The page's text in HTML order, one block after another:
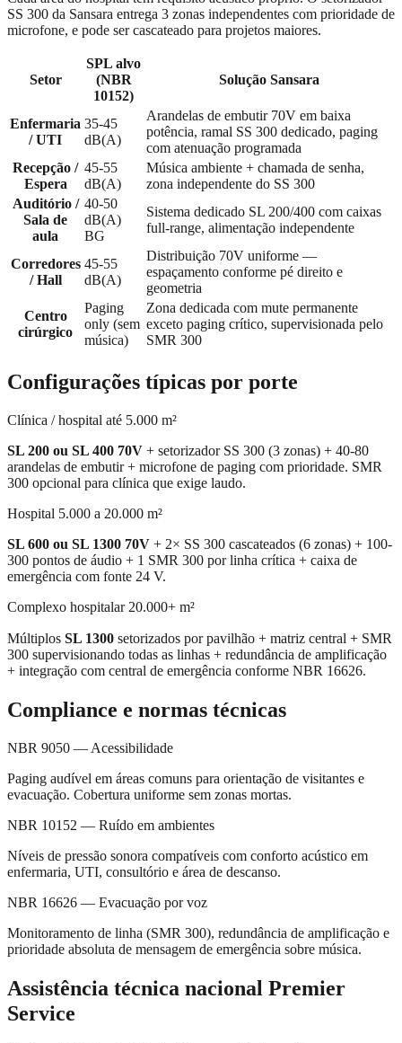
SS 300 da Sansara entrega 3 zonas independentes com prioridade de
microfone, e pode ser cascateado para projetos maiores.
Setor
SPL alvo
(NBR
10152)
Solução Sansara
Enfermaria
/ UTI
35-45
dB(A)
Arandelas de embutir 70V em baixa
potência, ramal SS 300 dedicado, paging
com atenuação programada
Recepção /
Espera
45-55
dB(A)
Música ambiente + chamada de senha,
zona independente do SS 300
Auditório /
Sala de
aula
40-50
dB(A)
BG
Sistema dedicado SL 200/400 com caixas
full-range, alimentação independente
Corredores
/ Hall
45-55
dB(A)
Distribuição 70V uniforme —
espaçamento conforme pé direito e
geometria
Centro
cirúrgico
Paging
only (sem
música)
Zona dedicada com mute permanente
exceto paging crítico, supervisionada pelo
SMR 300
Configurações típicas por porte
Clínica / hospital até 5.000 m²
SL 200 ou SL 400 70V + setorizador SS 300 (3 zonas) + 40-80
arandelas de embutir + microfone de paging com prioridade. SMR
300 opcional para clínica que exige laudo.
Hospital 5.000 a 20.000 m²
SL 600 ou SL 1300 70V + 2× SS 300 cascateados (6 zonas) + 100-
300 pontos de áudio + 1 SMR 300 por linha crítica + caixa de
emergência com fonte 24 V.
Complexo hospitalar 20.000+ m²
Múltiplos SL 1300 setorizados por pavilhão + matriz central + SMR
300 supervisionando todas as linhas + redundância de amplificação
+ integração com central de emergência conforme NBR 16626.
Compliance e normas técnicas
NBR 9050 — Acessibilidade
Paging audível em áreas comuns para orientação de visitantes e
evacuação. Cobertura uniforme sem zonas mortas.
NBR 10152 — Ruído em ambientes
Níveis de pressão sonora compatíveis com conforto acústico em
enfermaria, UTI, consultório e área de descanso.
NBR 16626 — Evacuação por voz
Monitoramento de linha (SMR 300), redundância de amplificação e
prioridade absoluta de mensagem de emergência sobre música.
Assistência técnica nacional Premier
Service